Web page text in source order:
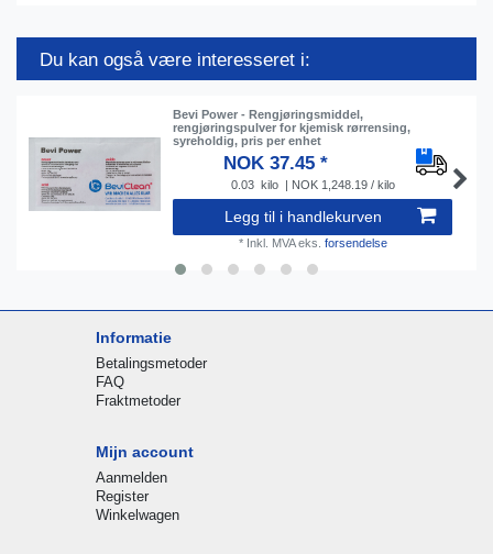
Du kan også være interesseret i:
Bevi Power - Rengjøringsmiddel,
rengjøringspulver for kjemisk rørrensing,
syreholdig, pris per enhet
NOK 37.45 *
0.03 kilo | NOK 1,248.19 / kilo
Legg til i handlekurven
* Inkl. MVAeks. forsendelse
Informatie
Betalingsmetoder
FAQ
Fraktmetoder
Mijn account
Aanmelden
Register
Winkelwagen